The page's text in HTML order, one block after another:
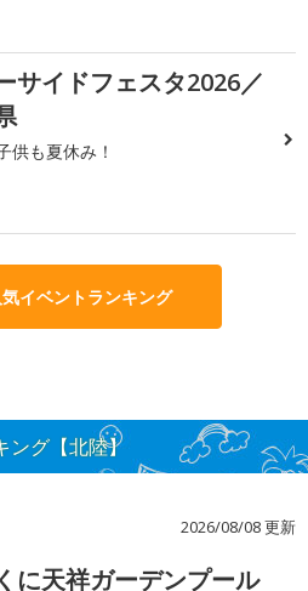
サイドフェスタ2026／
供も夏休み！
イベントランキング
ング【北陸】
2026/08/08 更新
に天祥ガーデンプール